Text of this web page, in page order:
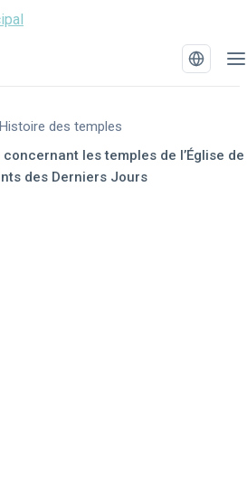
Histoire des temples
les temples de l’Église de
des Derniers Jours